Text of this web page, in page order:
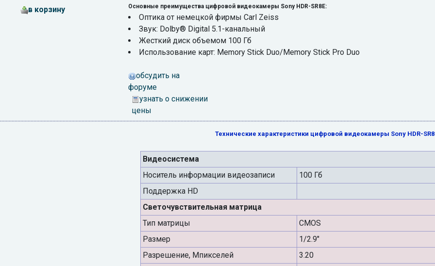
в корзину
Основные преимущества цифровой видеокамеры Sony HDR-SR8E:
Оптика от немецкой фирмы Carl Zeiss
Звук: Dolby® Digital 5.1-канальный
Жесткий диск объемом 100 Гб
Использование карт: Memory Stick Duo/Memory Stick Pro Duo
обсудить на
форуме
узнать о снижении
цены
Технические характеристики цифровой видеокамеры Sony HDR-
Видеосистема
Носитель информации видеозаписи
100 Гб
Поддержка HD
Светочувствительная матрица
Тип матрицы
CMOS
Размер
1/2.9"
Разрешение, Мпикселей
3.20